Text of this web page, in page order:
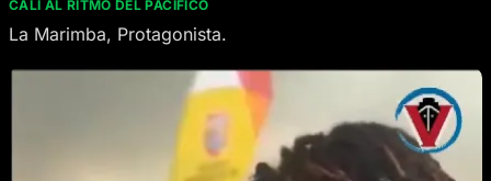
CALI AL RITMO DEL PACIFICO
La Marimba, Protagonista.